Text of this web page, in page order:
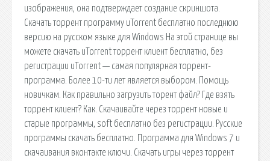
изображения, она подтверждает создание скриншота.
Скачать торрент программу uTorrent бесплатно последнюю
версию на русском языке для Windows На этой странице вы
можете скачать uTorrent торрент клиент бесплатно, без
регистрации uTorrent — самая популярная торрент-
программа. Более 10-ти лет является выбором. Помощь
новичкам. Как правильно загрузить торент файл? Где взять
торрент клиент? Как. Скачаивайте через торрент новые и
старые программы, soft бесплатно без регистрации. Русские
программы скачать бесплатно. Программа для Windows 7 и
скачаивания вконтакте ключи. Скачать игры через торрент